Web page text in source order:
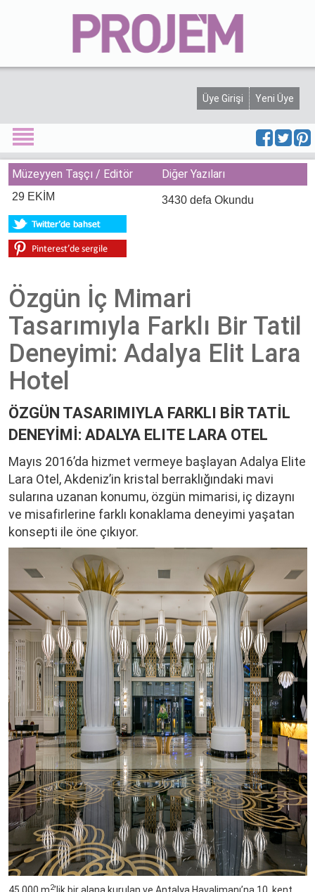
Projem Dergisi
Künye
Etkinlik
Yarışma
Yeni Proje
Söyleşi
Köşe Yazısı
Yorumlar
Mimarlar
Üye Girişi Yeni Üye
Müzeyyen Taşçı / Editör Diğer Yazıları
29 EKİM 3430 defa Okundu
Özgün İç Mimari
Tasarımıyla Farklı Bir Tatil
Deneyimi: Adalya Elit Lara
Hotel
ÖZGÜN TASARIMIYLA FARKLI BİR TATİL
DENEYİMİ: ADALYA ELITE LARA OTEL
Mayıs 2016’da hizmet vermeye başlayan Adalya Elite
Lara Otel, Akdeniz’in kristal berraklığındaki mavi
sularına uzanan konumu, özgün mimarisi, iç dizaynı
ve misafirlerine farklı konaklama deneyimi yaşatan
konsepti ile öne çıkıyor.
2